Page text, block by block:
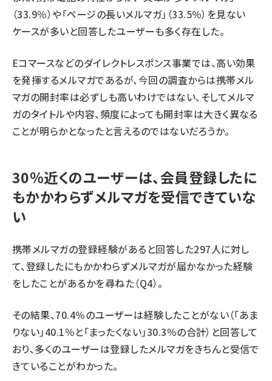
（33.9％）や「ページの長いメルマガ」（33.5％）を見ない
ケースが多いと回答したユーザーも多く存在した。
Eコマースなどのダイレクトレスポンス事業では、高い効果
を発揮するメルマガであるが、今回の調査からは携帯メル
マガの開封率は必ずしも高いわけではない、そしてメルマ
ガのタイトルや内容、頻度によっても開封率は大きく異なる
ことが明らかとなったと言えるのではないだろうか。
30％近くのユーザーは、会員登録したに
もかかわらずメルマガを受信できていな
い
携帯メルマガの登録経験があると回答した297人に対し
て、登録したにもかかわらずメルマガが届かなかった経験
をしたことがあるかを尋ねた（Q4）。
その結果、70.4％のユーザーは経験したことがない（「あま
りない」40.1％と「まったくない」30.3％の合計）と回答して
おり、多くのユーザーは登録したメルマガをきちんと受信で
きていることがわかった。